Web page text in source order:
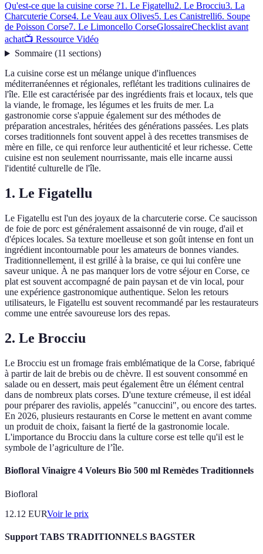
Qu'est-ce que la cuisine corse ?1. Le Figatellu2. Le Brocciu3. La
Charcuterie Corse4. Le Veau aux Olives5. Les Canistrelli6. Soupe
de Poisson Corse7. Le Limoncello CorseGlossaireChecklist avant
achat📺 Ressource Vidéo
Sommaire(11 sections)
La cuisine corse est un mélange unique d'influences
méditerranéennes et régionales, reflétant les traditions culinaires de
l'île. Elle est caractérisée par des ingrédients frais et locaux, tels que
la viande, le fromage, les légumes et les fruits de mer. La
gastronomie corse s'appuie également sur des méthodes de
préparation ancestrales, héritées des générations passées. Les plats
corses traditionnels font souvent appel à des recettes transmises de
mère en fille, ce qui renforce leur authenticité et leur richesse. Cette
cuisine est non seulement nourrissante, mais elle incarne aussi
l'identité culturelle de l'île.
1. Le Figatellu
Le Figatellu est l'un des joyaux de la charcuterie corse. Ce saucisson
de foie de porc est généralement assaisonné de vin rouge, d'ail et
d'épices locales. Sa texture moelleuse et son goût intense en font un
ingrédient incontournable pour les amateurs de bonnes viandes.
Traditionnellement, il est grillé à la braise, ce qui lui confère une
saveur unique. À ne pas manquer lors de votre séjour en Corse, ce
plat est souvent accompagné de pain paysan et de vin local, pour
une expérience gastronomique authentique. Selon les retours
utilisateurs, le Figatellu est souvent recommandé par les restaurateurs
comme une entrée savoureuse lors des repas.
2. Le Brocciu
Le Brocciu est un fromage frais emblématique de la Corse, fabriqué
à partir de lait de brebis ou de chèvre. Il est souvent consommé en
salade ou en dessert, mais peut également être un élément central
dans de nombreux plats corses. D'une texture crémeuse, il est idéal
pour préparer des raviolis, appelés "canuccini", ou encore des tartes.
En 2026, plusieurs restaurants en Corse le mettent en avant comme
un produit de choix, faisant la fierté de la gastronomie locale.
L'importance du Brocciu dans la culture corse est telle qu'il est le
symbole de l’agriculture de l’île.
Biofloral Vinaigre 4 Voleurs Bio 500 ml Remèdes Traditionnels
Biofloral
12.12 EURVoir le prix
Support TABS TRADITIONNELS BAGSTER